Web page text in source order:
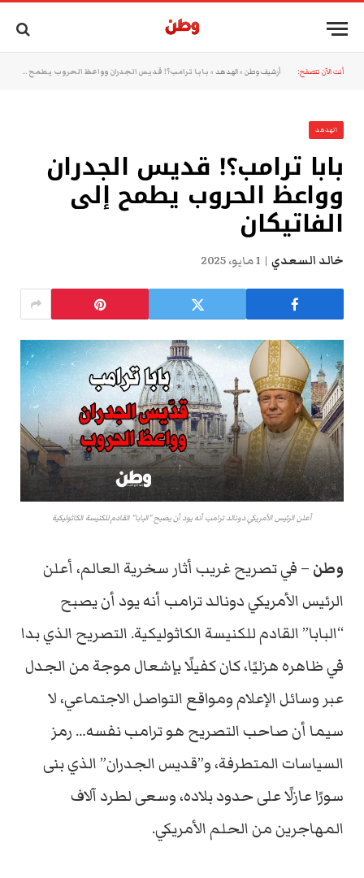
أنت الآن تتصفح: أرشيف وطن »الهدهد » بابا ترامب؟! قديس الجدران وواعظ الحروب يطمح إلى الفاتيكان
الهدهد
بابا ترامب؟! قديس الجدران
وواعظ الحروب يطمح إلى
الفاتيكان
خالد السعدي 1 مايو، 2025
أعلن الرئيس الأمريكي دونالد ترامب أنه يود أن يصبح "البابا" القادم للكنيسة الكاثوليكية
وطن – في تصريح غريب أثار سخرية العالم، أعلن
الرئيس الأمريكي دونالد ترامب أنه يود أن يصبح
“البابا” القادم للكنيسة الكاثوليكية. التصريح الذي بدا
في ظاهره هزليًا، كان كفيلًا بإشعال موجة من الجدل
عبر وسائل الإعلام ومواقع التواصل الاجتماعي، لا
سيما أن صاحب التصريح هو ترامب نفسه… رمز
السياسات المتطرفة، و”قديس الجدران” الذي بنى
سورًا عازلًا على حدود بلاده، وسعى لطرد آلاف
المهاجرين من الحلم الأمريكي.